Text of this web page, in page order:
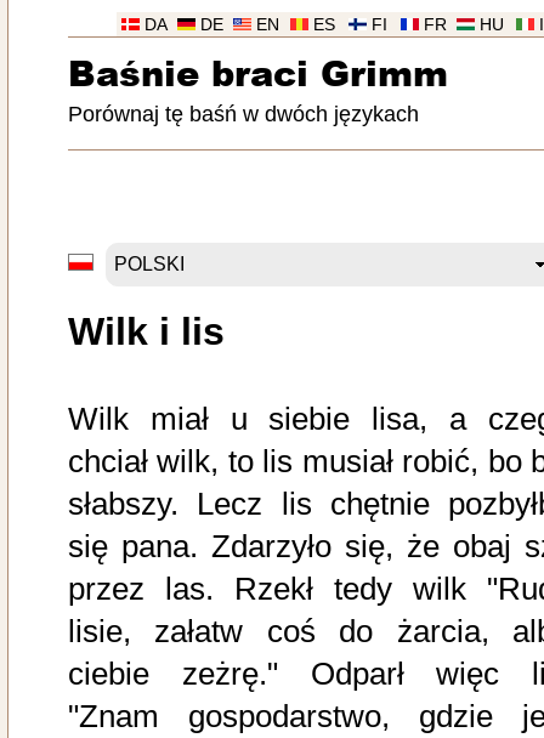
HU
FR
FI
ES
EN
DE
DA
Baśnie braci Grimm
Porównaj tę baśń w dwóch językach
Wilk i lis
Wilk miał u siebie lisa, a
chciał wilk, to lis musiał robić, bo
słabszy. Lecz lis chętnie
się pana. Zdarzyło się, że obaj
przez las. Rzekł tedy wilk
lisie, załatw coś do żarcia,
ciebie zeżrę." Odparł więc
"Znam gospodarstwo, gdzie